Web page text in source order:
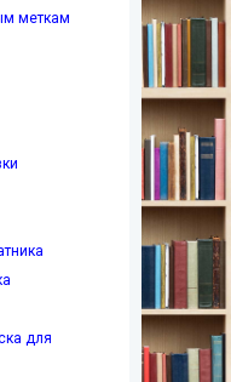
меткам
для